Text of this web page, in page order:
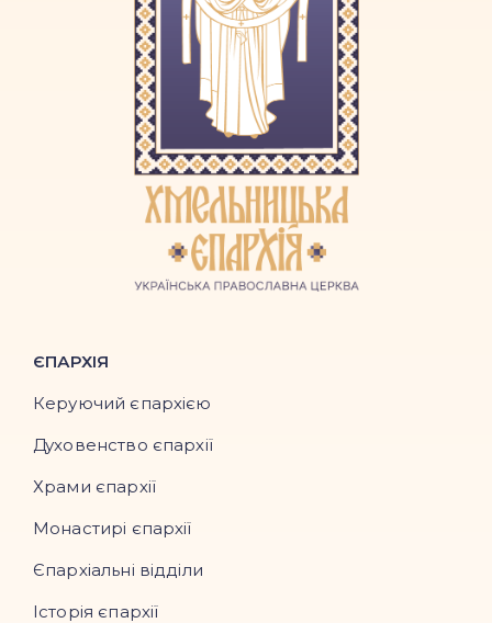
ЄПАРХІЯ
Керуючий єпархією
Духовенство єпархії
Храми єпархії
Монастирі єпархії
Єпархіальні відділи
Історія єпархії